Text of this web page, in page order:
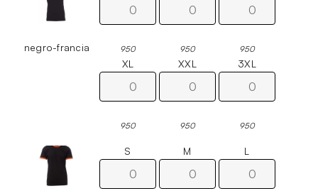
negro-francia 950 950 950
XL
950
XXL
950
3XL
950
S M L